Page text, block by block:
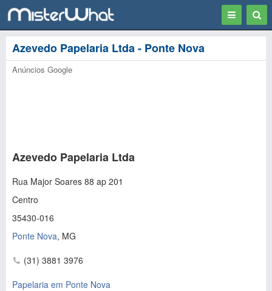
Toggle
Azevedo Papelaria Ltda - Ponte Nova
Anúncios Google
Azevedo Papelaria Ltda
Rua Major Soares 88 ap 201
Centro
35430-016
Ponte Nova, MG
(31) 3881 3976
Papelaria em Ponte Nova